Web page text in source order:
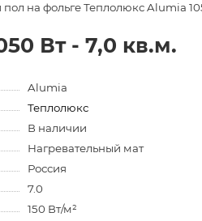
на фольге Теплолюкс Alumia
Вт - 7,0 кв.м.
Alumia
Теплолюкс
В наличии
Нагревательный мат
Россия
7.0
150 Вт/м²